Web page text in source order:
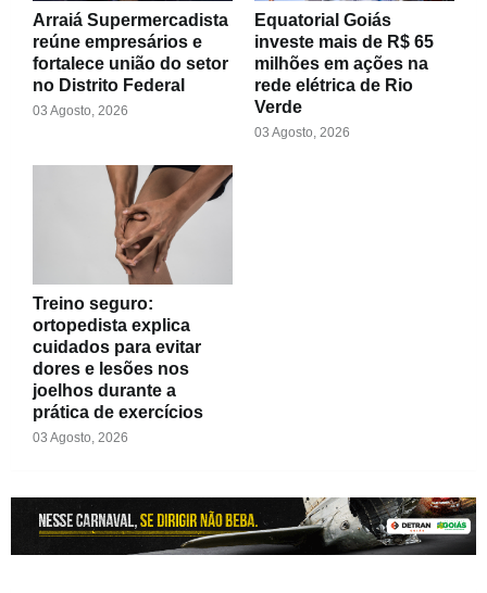
Arraiá Supermercadista
reúne empresários e
fortalece união do setor
no Distrito Federal
03 Agosto, 2026
Equatorial Goiás
investe mais de R$ 65
milhões em ações na
rede elétrica de Rio
Verde
03 Agosto, 2026
Treino seguro:
ortopedista explica
cuidados para evitar
dores e lesões nos
joelhos durante a
prática de exercícios
03 Agosto, 2026